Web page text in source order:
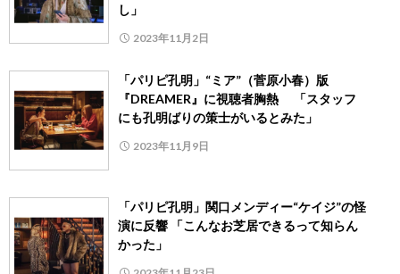
し」
2023年11月2日
「パリピ孔明」“ミア”（菅原小春）版
『DREAMER』に視聴者胸熱 「スタッフ
にも孔明ばりの策士がいるとみた」
2023年11月9日
「パリピ孔明」関口メンディー“ケイジ”の怪
演に反響 「こんなお芝居できるって知らん
かった」